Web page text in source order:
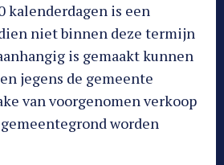
kalenderdagen is een
niet binnen deze termijn
is gemaakt kunnen
jegens de gemeente
van voorgenomen verkoop
worden